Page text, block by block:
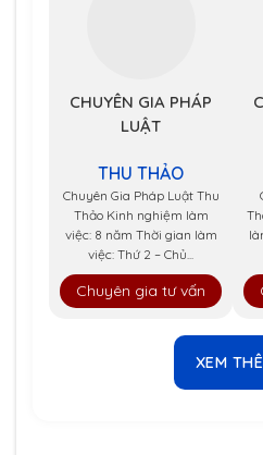
CHUYÊN GIA PHÁP
LUẬT
THU THẢO
Chuyên Gia Pháp Luật Thu
Thảo Kinh nghiệm làm
việc: 8 năm Thời gian làm
việc: Thứ 2 – Chủ...
Chuyên gia tư vấn
XEM